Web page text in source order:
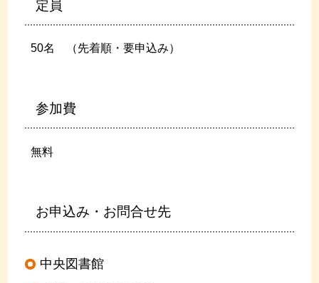
定員
50名 （先着順・要申込み）
参加費
無料
お申込み・お問合せ先
中央図書館